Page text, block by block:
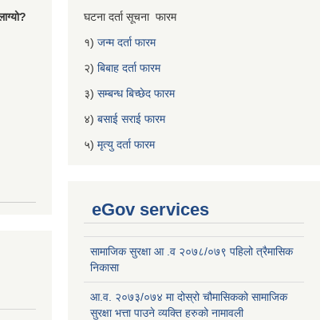
घटना दर्ता सूचना फारम
१) जन्म दर्ता फारम
२) बिबाह दर्ता फारम
३) सम्बन्ध बिच्छेद फारम
४) बसाई सराई फारम
५) मृत्यु दर्ता फारम
eGov services
सामाजिक सुरक्षा आ .व २०७८/०७९ पहिलो त्रैमासिक
निकासा
आ.व. २०७३/०७४ मा दोस्रो चौमासिकको सामाजिक
सुरक्षा भत्ता पाउने व्यक्ति हरुको नामावली